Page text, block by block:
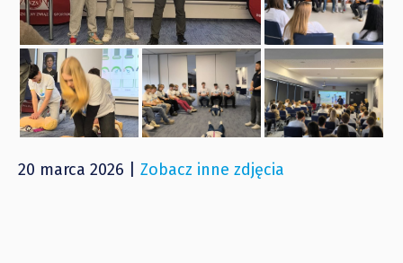
20 marca 2026 | Zobacz inne zdjęcia